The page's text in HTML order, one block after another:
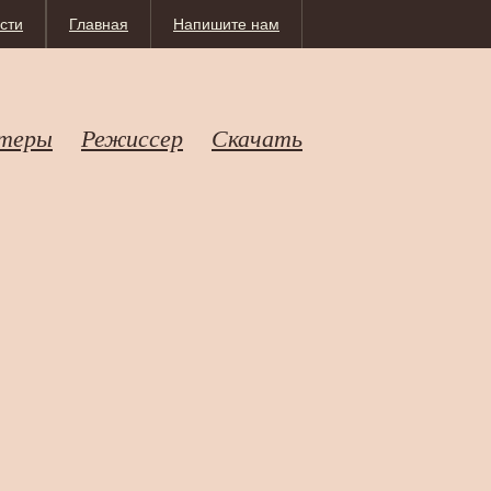
Напишите нам
Главная
Режиссер Скачать